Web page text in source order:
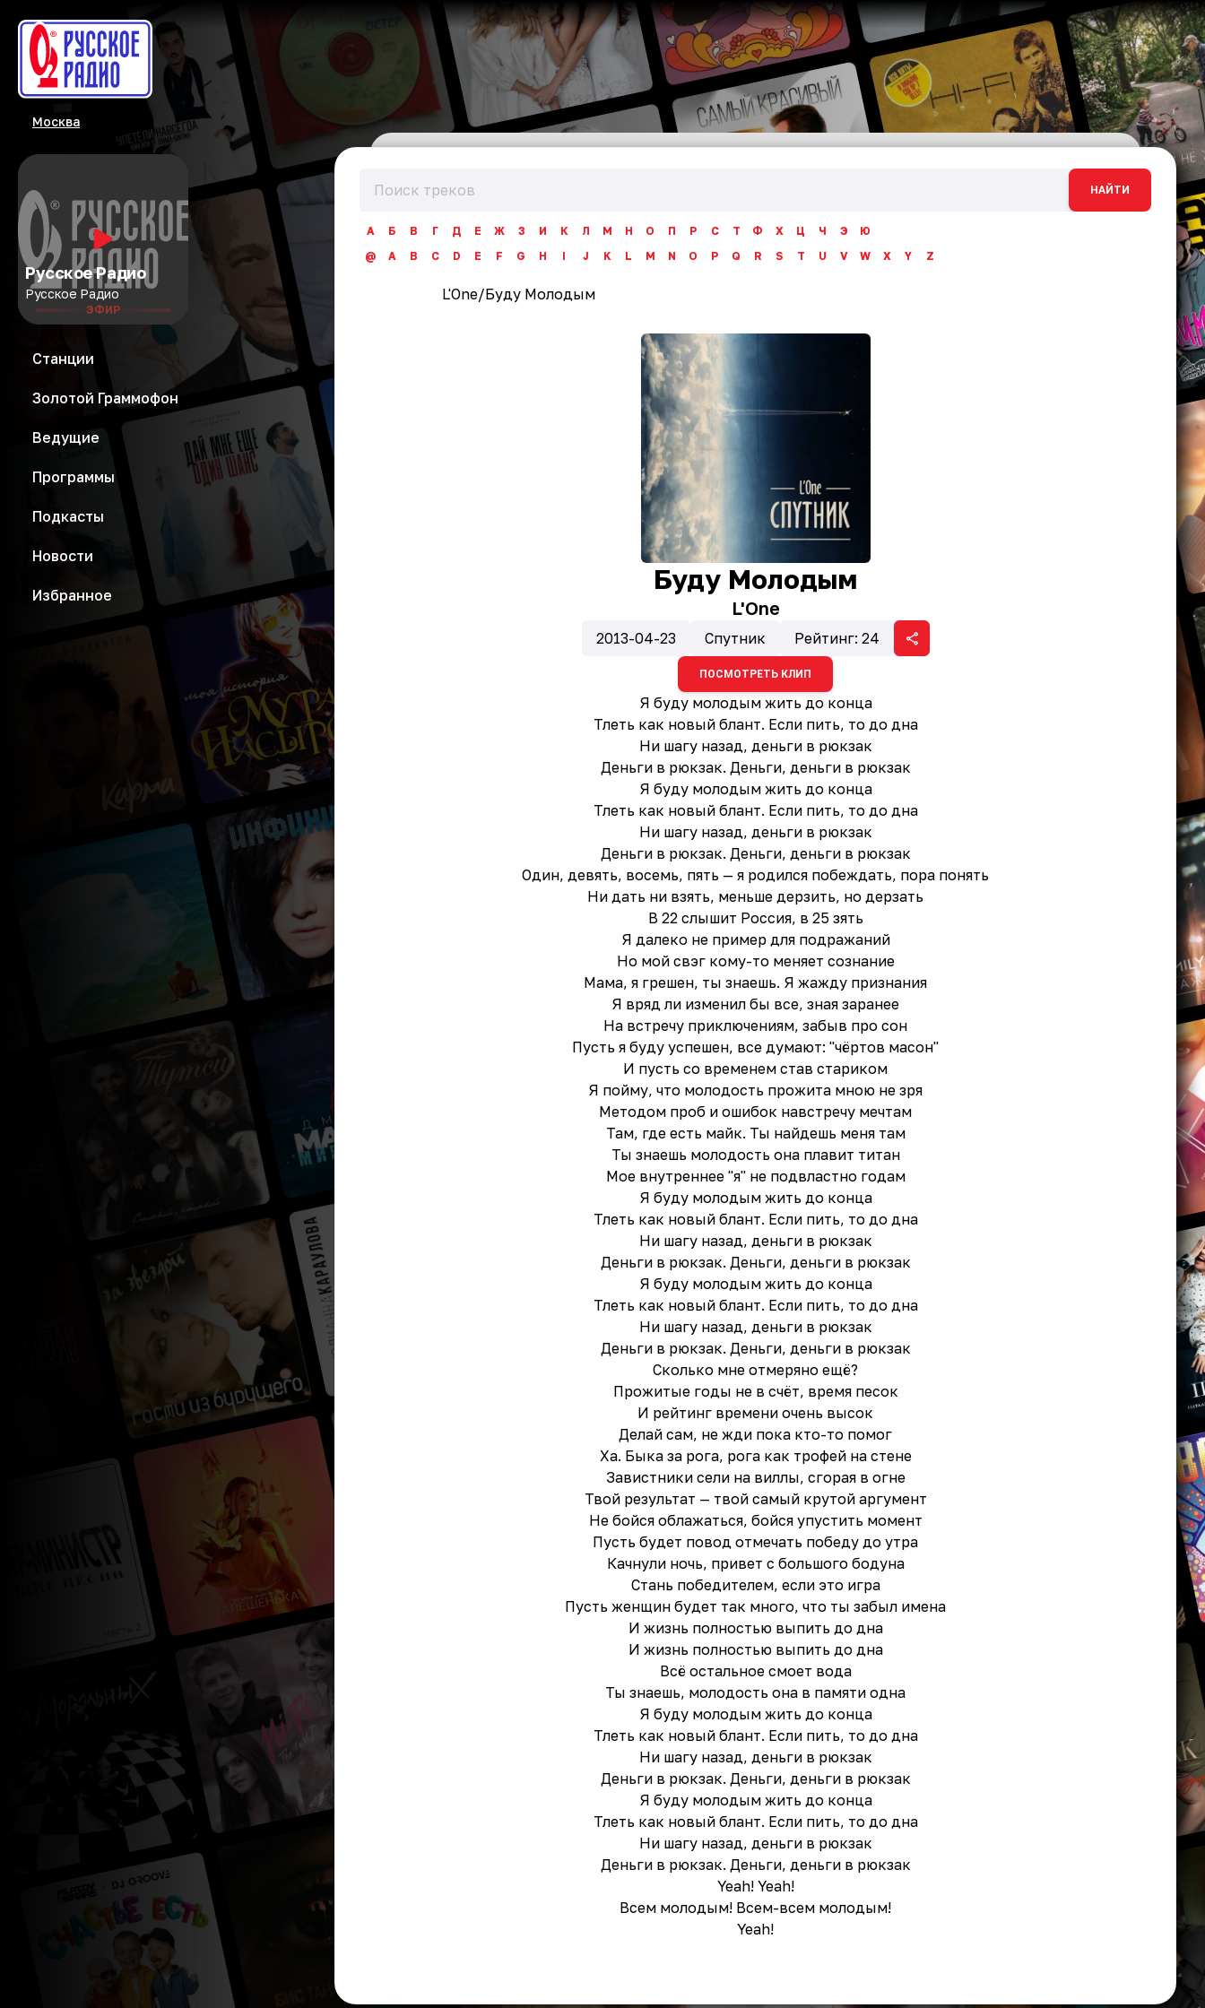
Москва
Русское Радио
Русское Радио
ЭФИР
Станции
Золотой Граммофон
Ведущие
Программы
Подкасты
Новости
Избранное
НАЙТИ
А Б В Г Д Е Ж З И К Л М Н О П Р С Т Ф Х Ц Ч Э
Ю
@
A B C D E F G H I J K L M N O P Q R S T U V W X Y Z
L'One/Буду Молодым
Буду Молодым
L'One
2013-04-23 Спутник Рейтинг: 24
ПОСМОТРЕТЬ КЛИП
Я буду молодым жить до конца
Тлеть как новый блант. Если пить, то до дна
Ни шагу назад, деньги в рюкзак
Деньги в рюкзак. Деньги, деньги в рюкзак
Я буду молодым жить до конца
Тлеть как новый блант. Если пить, то до дна
Ни шагу назад, деньги в рюкзак
Деньги в рюкзак. Деньги, деньги в рюкзак
Один, девять, восемь, пять — я родился побеждать, пора понять
Ни дать ни взять, меньше дерзить, но дерзать
В 22 слышит Россия, в 25 зять
Я далеко не пример для подражаний
Но мой свэг кому-то меняет сознание
Мама, я грешен, ты знаешь. Я жажду признания
Я вряд ли изменил бы все, зная заранее
На встречу приключениям, забыв про сон
Пусть я буду успешен, все думают: "чёртов масон"
И пусть со временем став стариком
Я пойму, что молодость прожита мною не зря
Методом проб и ошибок навстречу мечтам
Там, где есть майк. Ты найдешь меня там
Ты знаешь молодость она плавит титан
Мое внутреннее "я" не подвластно годам
Я буду молодым жить до конца
Тлеть как новый блант. Если пить, то до дна
Ни шагу назад, деньги в рюкзак
Деньги в рюкзак. Деньги, деньги в рюкзак
Я буду молодым жить до конца
Тлеть как новый блант. Если пить, то до дна
Ни шагу назад, деньги в рюкзак
Деньги в рюкзак. Деньги, деньги в рюкзак
Сколько мне отмеряно ещё?
Прожитые годы не в счёт, время песок
И рейтинг времени очень высок
Делай сам, не жди пока кто-то помог
Ха. Быка за рога, рога как трофей на стене
Завистники сели на виллы, сгорая в огне
Твой результат — твой самый крутой аргумент
Не бойся облажаться, бойся упустить момент
Пусть будет повод отмечать победу до утра
Качнули ночь, привет с большого бодуна
Стань победителем, если это игра
Пусть женщин будет так много, что ты забыл имена
И жизнь полностью выпить до дна
И жизнь полностью выпить до дна
Всё остальное смоет вода
Ты знаешь, молодость она в памяти одна
Я буду молодым жить до конца
Тлеть как новый блант. Если пить, то до дна
Ни шагу назад, деньги в рюкзак
Деньги в рюкзак. Деньги, деньги в рюкзак
Я буду молодым жить до конца
Тлеть как новый блант. Если пить, то до дна
Ни шагу назад, деньги в рюкзак
Деньги в рюкзак. Деньги, деньги в рюкзак
Yeah! Yeah!
Всем молодым! Всем-всем молодым!
Yeah!